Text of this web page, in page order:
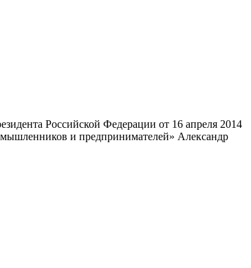
Российской Федерации от 16 апреля 2014
и предпринимателей» Александр